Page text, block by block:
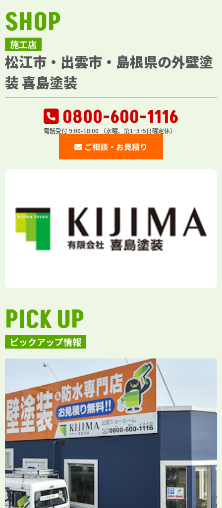
施工店
SHOP
松江市・出雲市・島根県の外壁塗
装 喜島塗装
0800-600-1116
電話受付 9:00-18:00 （水曜、第1･3･5日曜定休）
ご相談・お見積り
ピックアップ情報
PICK UP